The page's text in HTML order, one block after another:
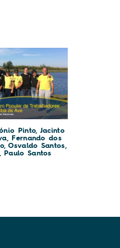
Pinto, Jacinto
Fernando dos
Osvaldo Santos,
Paulo Santos